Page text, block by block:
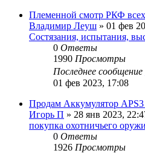
Племенной смотр РКФ всех
Владимир Леуш » 01 фев
Состязания, испытания,
0 Ответы
1990 Просмотры
Последнее сообщение
01 фев 2023, 17:08
Продам Аккумулятор
Игорь П » 28 янв 2023,
покупка охотничьего
0 Ответы
1926 Просмотры